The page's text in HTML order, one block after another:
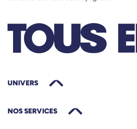
UNIVERS
NOS SERVICES